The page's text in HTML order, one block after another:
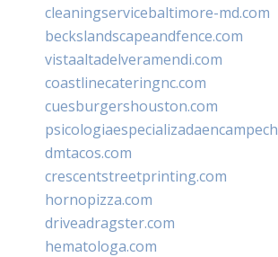
cleaningservicebaltimore-md.com
beckslandscapeandfence.com
vistaaltadelveramendi.com
coastlinecateringnc.com
cuesburgershouston.com
dmtacos.com
crescentstreetprinting.com
hornopizza.com
driveadragster.com
hematologa.com